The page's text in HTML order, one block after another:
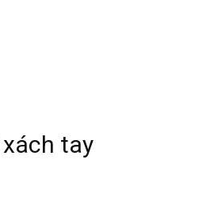
tay